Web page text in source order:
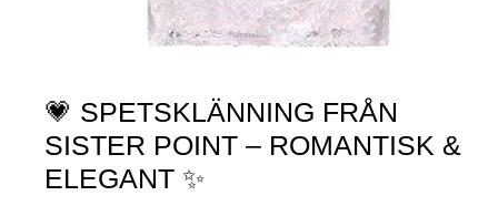
💗 SPETSKLÄNNING FRÅN
SISTER POINT – ROMANTISK &
ELEGANT ✨